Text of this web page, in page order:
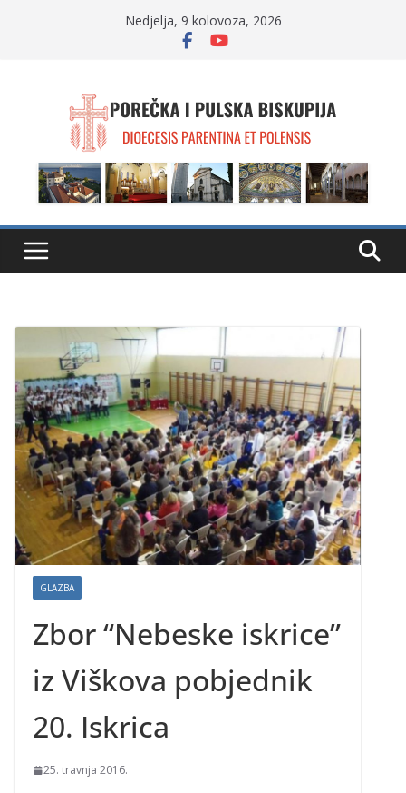
Nedjelja, 9 kolovoza, 2026
GLAZBA
Zbor “Nebeske iskrice”
iz Viškova pobjednik
20. Iskrica
25. travnja 2016.